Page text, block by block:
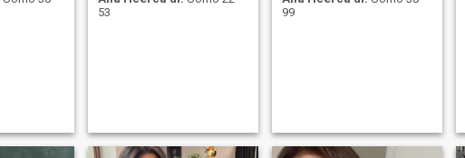
53
99